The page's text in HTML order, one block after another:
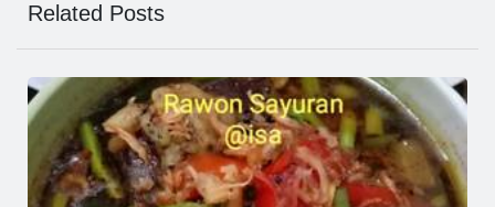
Related Posts